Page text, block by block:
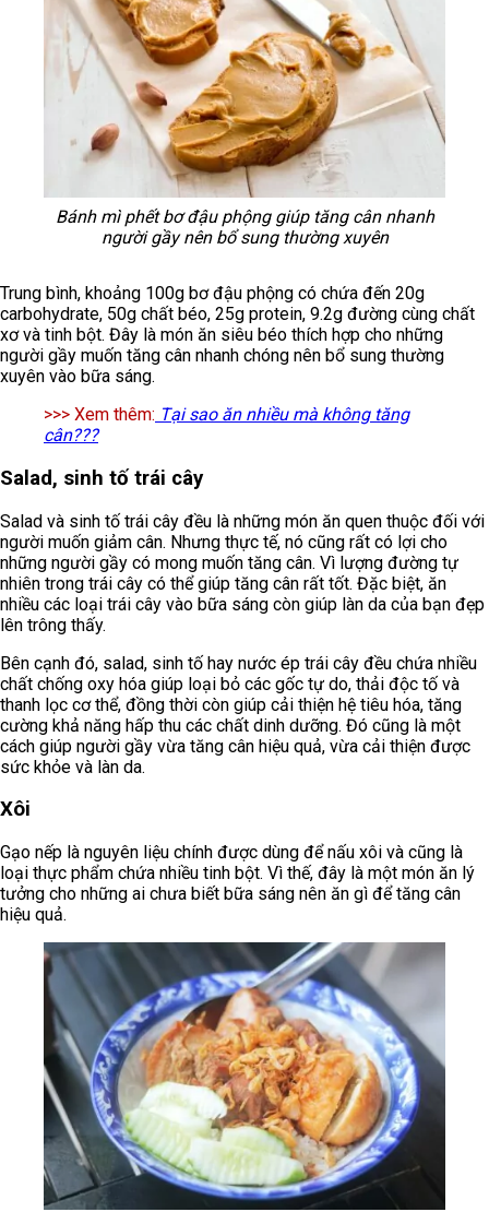
Bánh mì phết bơ đậu phộng giúp tăng cân nhanh
người gầy nên bổ sung thường xuyên
Trung bình, khoảng 100g bơ đậu phộng có chứa đến 20g
carbohydrate, 50g chất béo, 25g protein, 9.2g đường cùng chất
xơ và tinh bột. Đây là món ăn siêu béo thích hợp cho những
người gầy muốn tăng cân nhanh chóng nên bổ sung thường
xuyên vào bữa sáng.
>>> Xem thêm: Tại sao ăn nhiều mà không tăng
cân???
Salad, sinh tố trái cây
Salad và sinh tố trái cây đều là những món ăn quen thuộc đối với
người muốn giảm cân. Nhưng thực tế, nó cũng rất có lợi cho
những người gầy có mong muốn tăng cân. Vì lượng đường tự
nhiên trong trái cây có thể giúp tăng cân rất tốt. Đặc biệt, ăn
nhiều các loại trái cây vào bữa sáng còn giúp làn da của bạn đẹp
lên trông thấy.
Bên cạnh đó, salad, sinh tố hay nước ép trái cây đều chứa nhiều
chất chống oxy hóa giúp loại bỏ các gốc tự do, thải độc tố và
thanh lọc cơ thể, đồng thời còn giúp cải thiện hệ tiêu hóa, tăng
cường khả năng hấp thu các chất dinh dưỡng. Đó cũng là một
cách giúp người gầy vừa tăng cân hiệu quả, vừa cải thiện được
sức khỏe và làn da.
Xôi
Gạo nếp là nguyên liệu chính được dùng để nấu xôi và cũng là
loại thực phẩm chứa nhiều tinh bột. Vì thế, đây là một món ăn lý
tưởng cho những ai chưa biết bữa sáng nên ăn gì để tăng cân
hiệu quả.